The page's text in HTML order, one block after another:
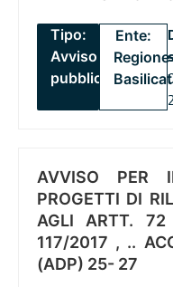
Tipo:
Avviso
pubblico
Ente:
Regione
AVVISO PER
PROGETTI DI
AGLI ARTT.
117/2017 , ..
(ADP) 25- 27